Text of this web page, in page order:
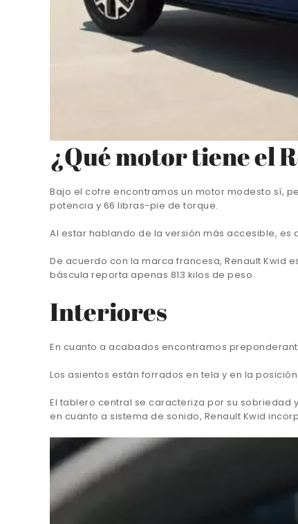
¿Qué motor tiene el
Bajo el cofre encontramos un motor modesto sí,
potencia y 66 libras-pie de torque.
Al estar hablando de la versión más accesible,
De acuerdo con la marca francesa, Renault Kwid
báscula reporta apenas 813 kilos de peso.
Interiores
En cuanto a acabados encontramos
Los asientos están forrados en tela y en la
El tablero central se caracteriza por su sobriedad
en cuanto a sistema de sonido, Renault Kwid